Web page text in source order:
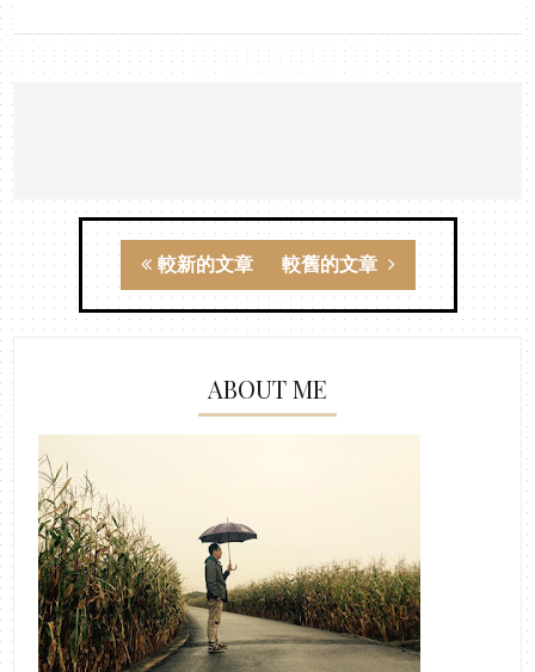
較新的文章 較舊的文章
ABOUT ME